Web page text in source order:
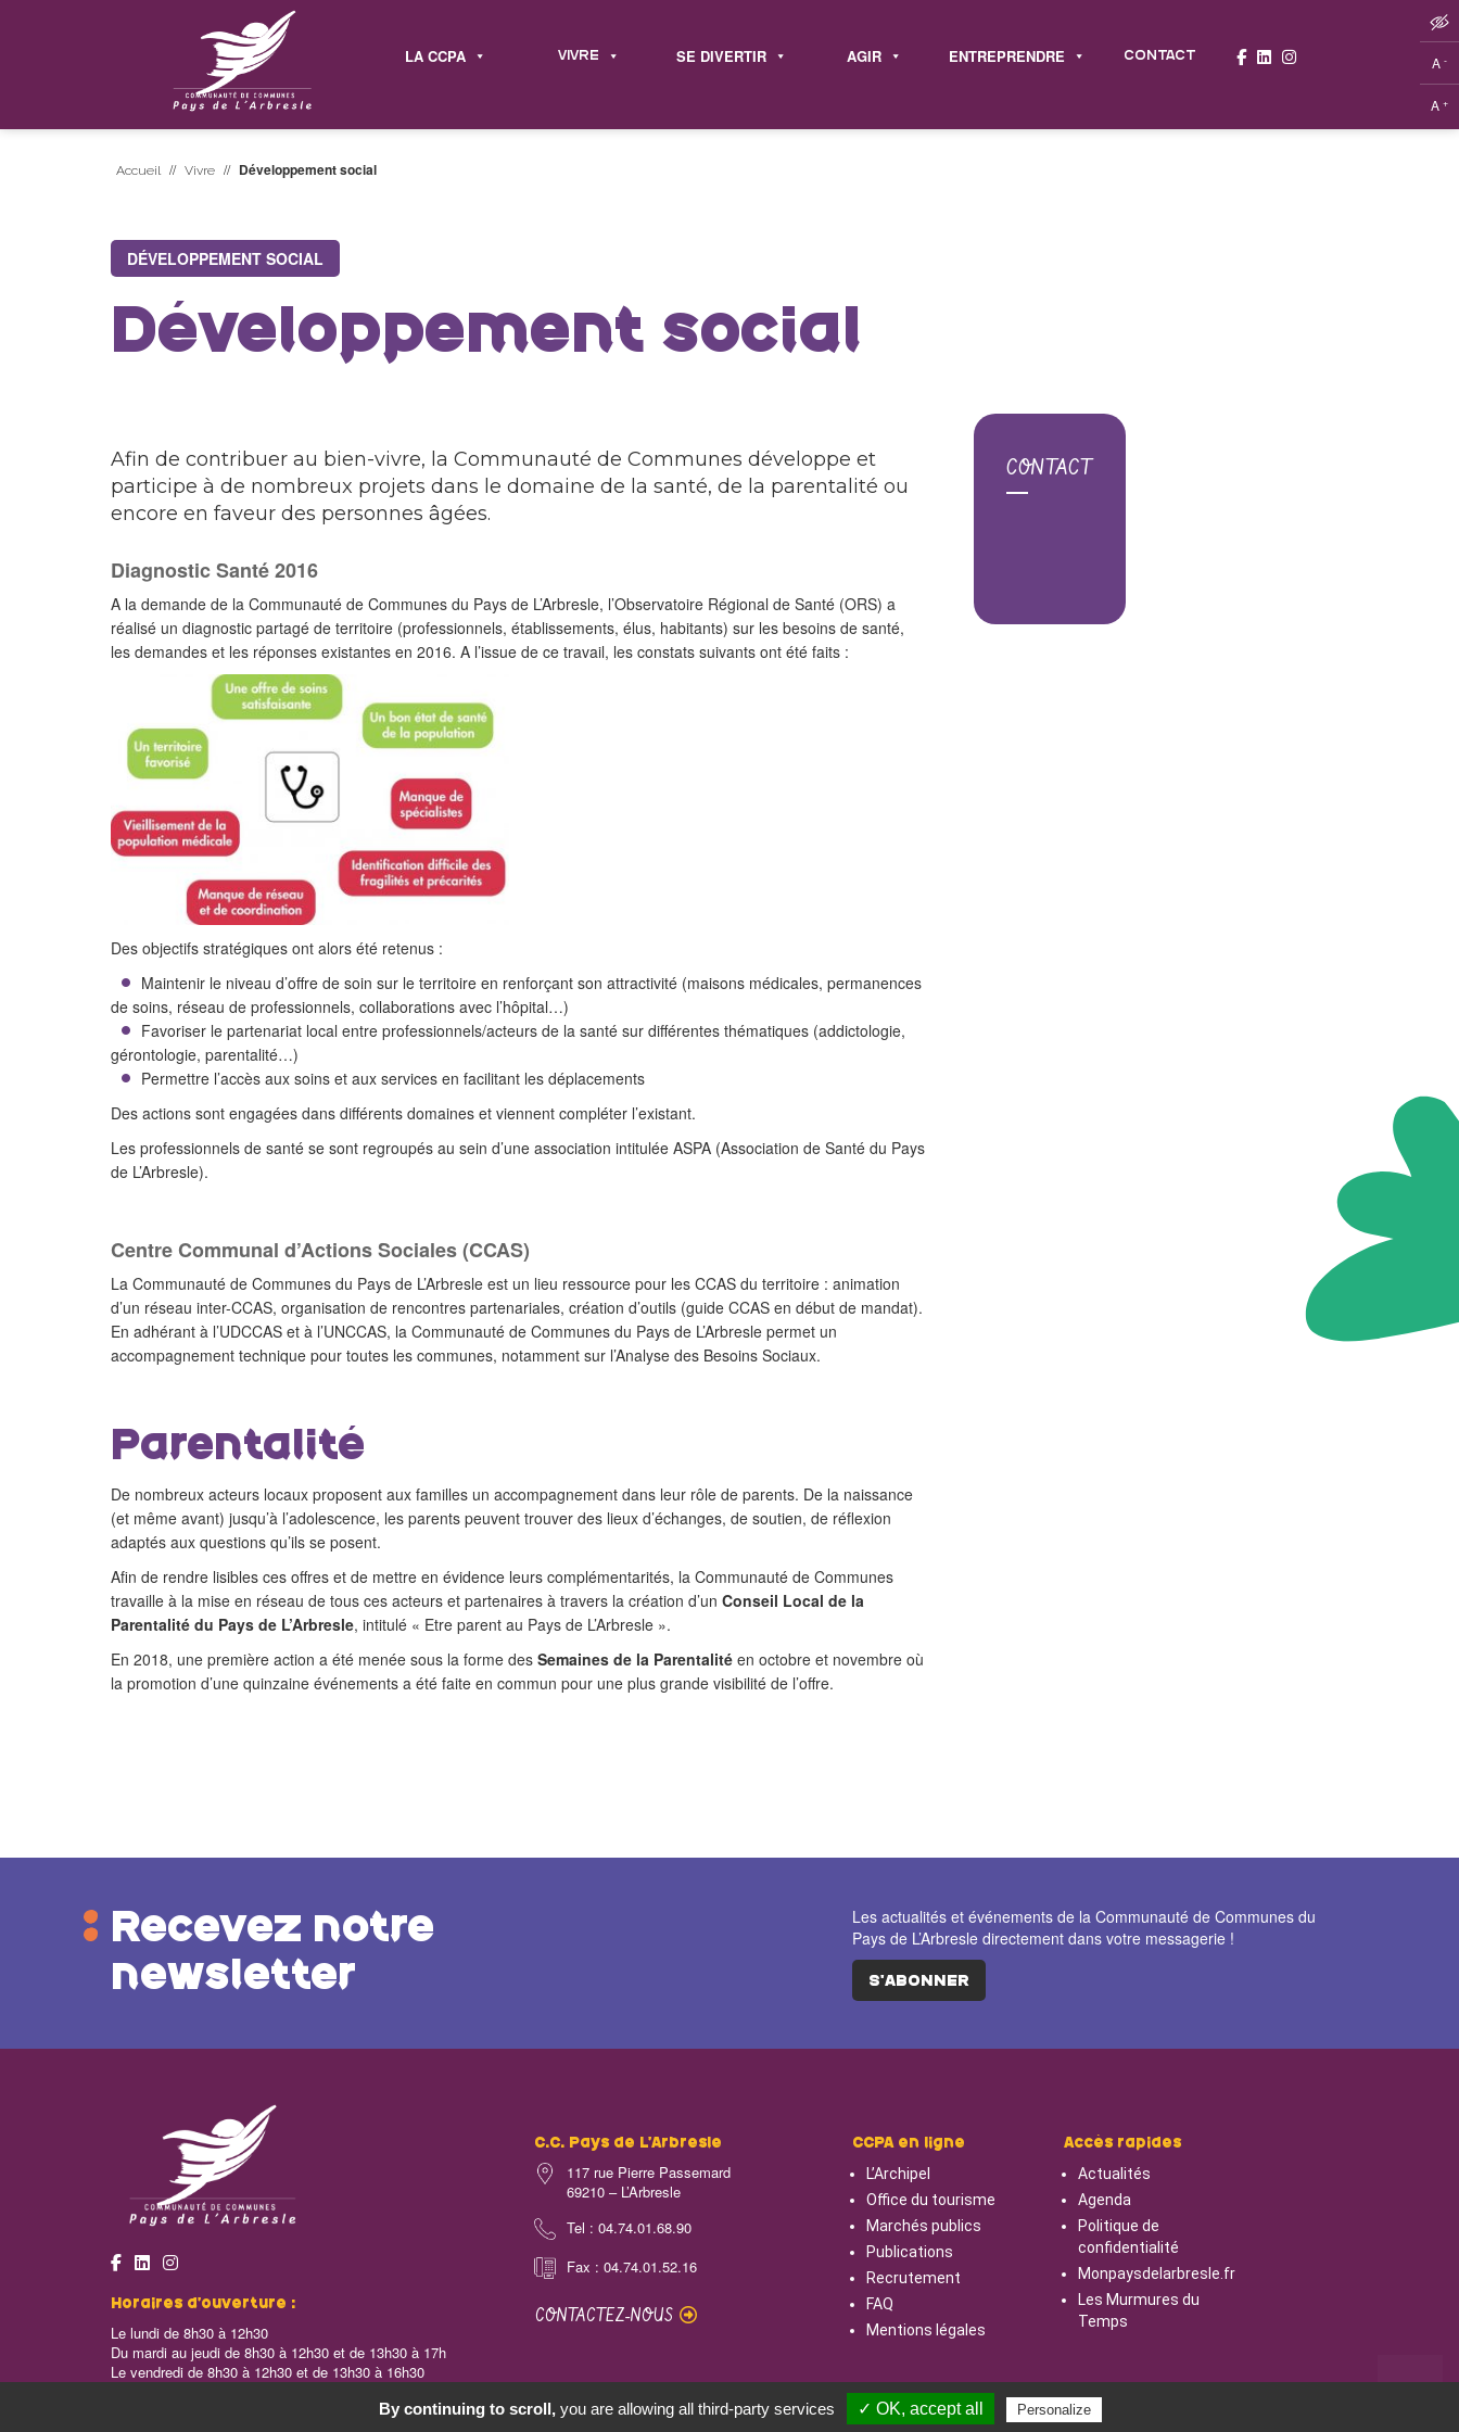
LA CCPA VIVRE SE DIVERTIR AGIR ENTREPRENDRE CONTACT A -
A +
Accueil // Vivre // Développement social
DÉVELOPPEMENT SOCIAL
Développement social
Afin de contribuer au bien-vivre, la Communauté de Communes développe et
participe à de nombreux projets dans le domaine de la santé, de la parentalité ou
encore en faveur des personnes âgées.
Diagnostic Santé 2016
A la demande de la Communauté de Communes du Pays de L’Arbresle, l’Observatoire Régional de Santé (ORS) a
réalisé un diagnostic partagé de territoire (professionnels, établissements, élus, habitants) sur les besoins de santé,
les demandes et les réponses existantes en 2016. A l’issue de ce travail, les constats suivants ont été faits :
Des objectifs stratégiques ont alors été retenus :
Maintenir le niveau d’offre de soin sur le territoire en renforçant son attractivité (maisons médicales, permanences
de soins, réseau de professionnels, collaborations avec l’hôpital…)
Favoriser le partenariat local entre professionnels/acteurs de la santé sur différentes thématiques (addictologie,
gérontologie, parentalité…)
Permettre l’accès aux soins et aux services en facilitant les déplacements
Des actions sont engagées dans différents domaines et viennent compléter l’existant.
Les professionnels de santé se sont regroupés au sein d’une association intitulée ASPA (Association de Santé du Pays
de L’Arbresle).
Centre Communal d’Actions Sociales (CCAS)
La Communauté de Communes du Pays de L’Arbresle est un lieu ressource pour les CCAS du territoire : animation
d’un réseau inter-CCAS, organisation de rencontres partenariales, création d’outils (guide CCAS en début de mandat).
En adhérant à l’UDCCAS et à l’UNCCAS, la Communauté de Communes du Pays de L’Arbresle permet un
accompagnement technique pour toutes les communes, notamment sur l’Analyse des Besoins Sociaux.
Parentalité
De nombreux acteurs locaux proposent aux familles un accompagnement dans leur rôle de parents. De la naissance
(et même avant) jusqu’à l’adolescence, les parents peuvent trouver des lieux d’échanges, de soutien, de réflexion
adaptés aux questions qu’ils se posent.
Afin de rendre lisibles ces offres et de mettre en évidence leurs complémentarités, la Communauté de Communes
travaille à la mise en réseau de tous ces acteurs et partenaires à travers la création d’un Conseil Local de la
Parentalité du Pays de L’Arbresle, intitulé « Etre parent au Pays de L’Arbresle ».
En 2018, une première action a été menée sous la forme des Semaines de la Parentalité en octobre et novembre où
la promotion d’une quinzaine événements a été faite en commun pour une plus grande visibilité de l’offre.
CONTACT
Recevez notre
newsletter
Les actualités et événements de la Communauté de Communes du
Pays de L’Arbresle directement dans votre messagerie !
S'ABONNER
Horaires d’ouverture :
Le lundi de 8h30 à 12h30
Du mardi au jeudi de 8h30 à 12h30 et de 13h30 à 17h
Le vendredi de 8h30 à 12h30 et de 13h30 à 16h30
C.C. Pays de L’Arbresle
117 rue Pierre Passemard
69210 – L’Arbresle
Tel : 04.74.01.68.90
Fax : 04.74.01.52.16
CONTACTEZ-NOUS
CCPA en ligne
L’Archipel
Office du tourisme
Marchés publics
Publications
Recrutement
FAQ
Mentions légales
Accès rapides
Actualités
Agenda
Politique de
confidentialité
Monpaysdelarbresle.fr
Les Murmures du
Temps
By continuing to scroll, you are allowing all third-party services ✓ OK, accept all Personalize